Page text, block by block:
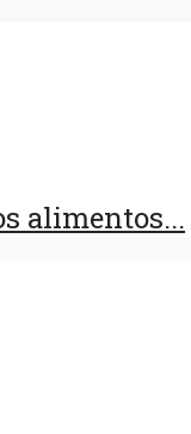
alimentos...